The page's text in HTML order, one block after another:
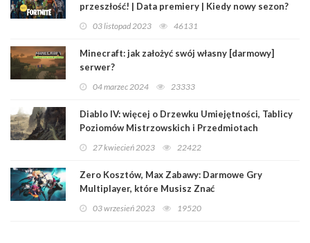
przeszłość! | Data premiery | Kiedy nowy sezon?
03 listopad 2023 46131
Minecraft: jak założyć swój własny [darmowy]
serwer?
04 marzec 2024 23333
Diablo IV: więcej o Drzewku Umiejętności, Tablicy
Poziomów Mistrzowskich i Przedmiotach
Legendarnych
27 kwiecień 2023 22422
Zero Kosztów, Max Zabawy: Darmowe Gry
Multiplayer, które Musisz Znać
03 wrzesień 2023 19520